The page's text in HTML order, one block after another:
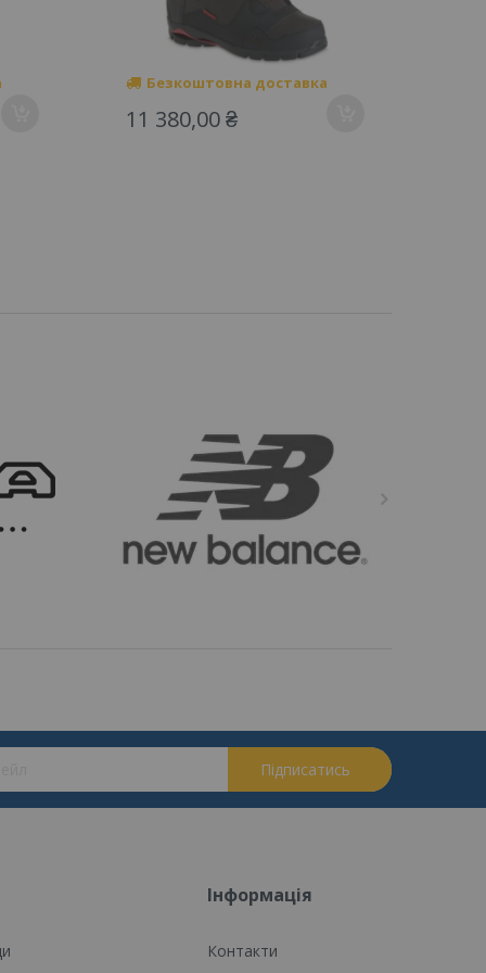
Безкоштовна доставка
11 380,00 ₴
нашу розсилку новин: Підписатись
Інформація
Контакти